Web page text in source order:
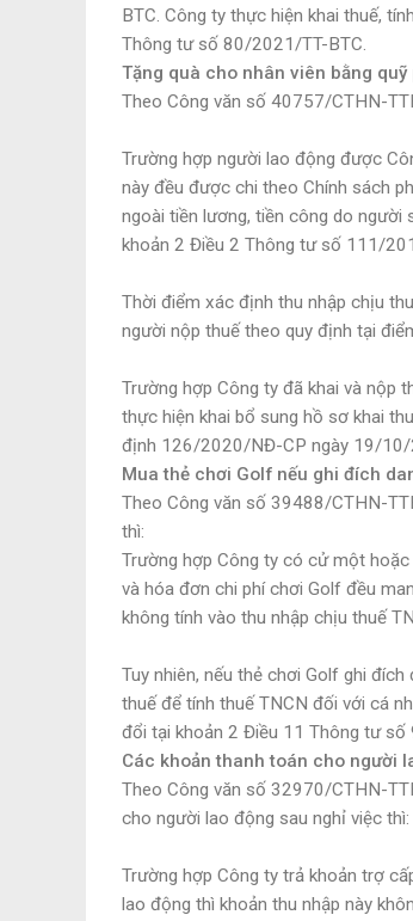
BTC. Công ty thực hiện khai thuế,
Thông tư số 80/2021/TT-BTC.
Tặng quà cho nhân viên bằng
Theo Công văn số 40757/CTHN-
Trường hợp người lao động được
này đều được chi theo Chính sách
ngoài tiền lương, tiền công do
khoản 2 Điều 2 Thông tư số 111/
Thời điểm xác định thu nhập chịu
người nộp thuế theo quy định tại
Trường hợp Công ty đã khai và nộp
thực hiện khai bổ sung hồ sơ khai
định 126/2020/NĐ-CP ngày 19/10/
Mua thẻ chơi Golf nếu ghi đích
Theo Công văn số 39488/CTHN-
thì:
Trường hợp Công ty có cử một
và hóa đơn chi phí chơi Golf đều
không tính vào thu nhập chịu thuế
Tuy nhiên, nếu thẻ chơi Golf ghi
thuế để tính thuế TNCN đối với cá
đổi tại khoản 2 Điều 11 Thông tư
Các khoản thanh toán cho người
Theo Công văn số 32970/CTHN-
cho người lao động sau nghỉ việc thì:
Trường hợp Công ty trả khoản trợ
lao động thì khoản thu nhập này